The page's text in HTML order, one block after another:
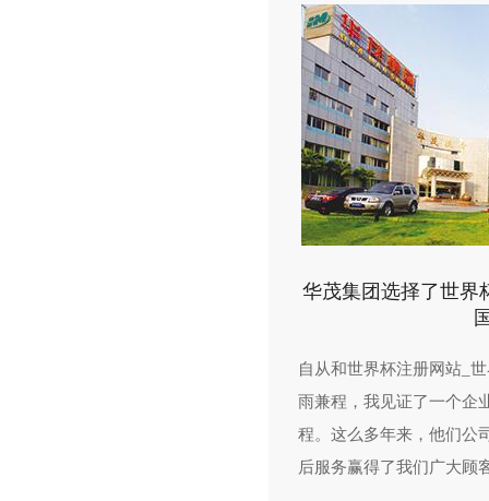
华茂集团选择了世界
自从和世界杯注册网站_
雨兼程，我见证了一个企
程。这么多年来，他们公
后服务赢得了我们广大顾